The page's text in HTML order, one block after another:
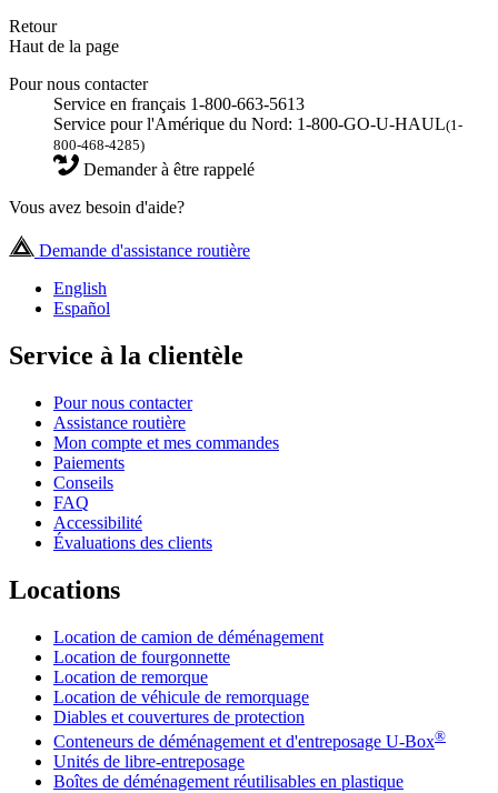
Retour
Haut de la page
Pour nous contacter
Service en français 1-800-663-5613
Service pour l'Amérique du Nord: 1-800-GO-U-HAUL(1-
800-468-4285)
Demander à être rappelé
Vous avez besoin d'aide?
Demande d'assistance routière
English
Español
Service à la clientèle
Pour nous contacter
Assistance routière
Mon compte et mes commandes
Paiements
Conseils
FAQ
Accessibilité
Évaluations des clients
Locations
Location de camion de déménagement
Location de fourgonnette
Location de remorque
Location de véhicule de remorquage
Diables et couvertures de protection
Conteneurs de déménagement et d'entreposage U-Box®
Unités de libre-entreposage
Boîtes de déménagement réutilisables en plastique